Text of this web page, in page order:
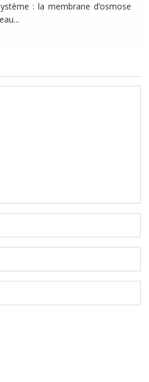
: la membrane d’osmose